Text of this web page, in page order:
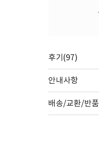
후기 (97)
안내사항
배송/교환/반품